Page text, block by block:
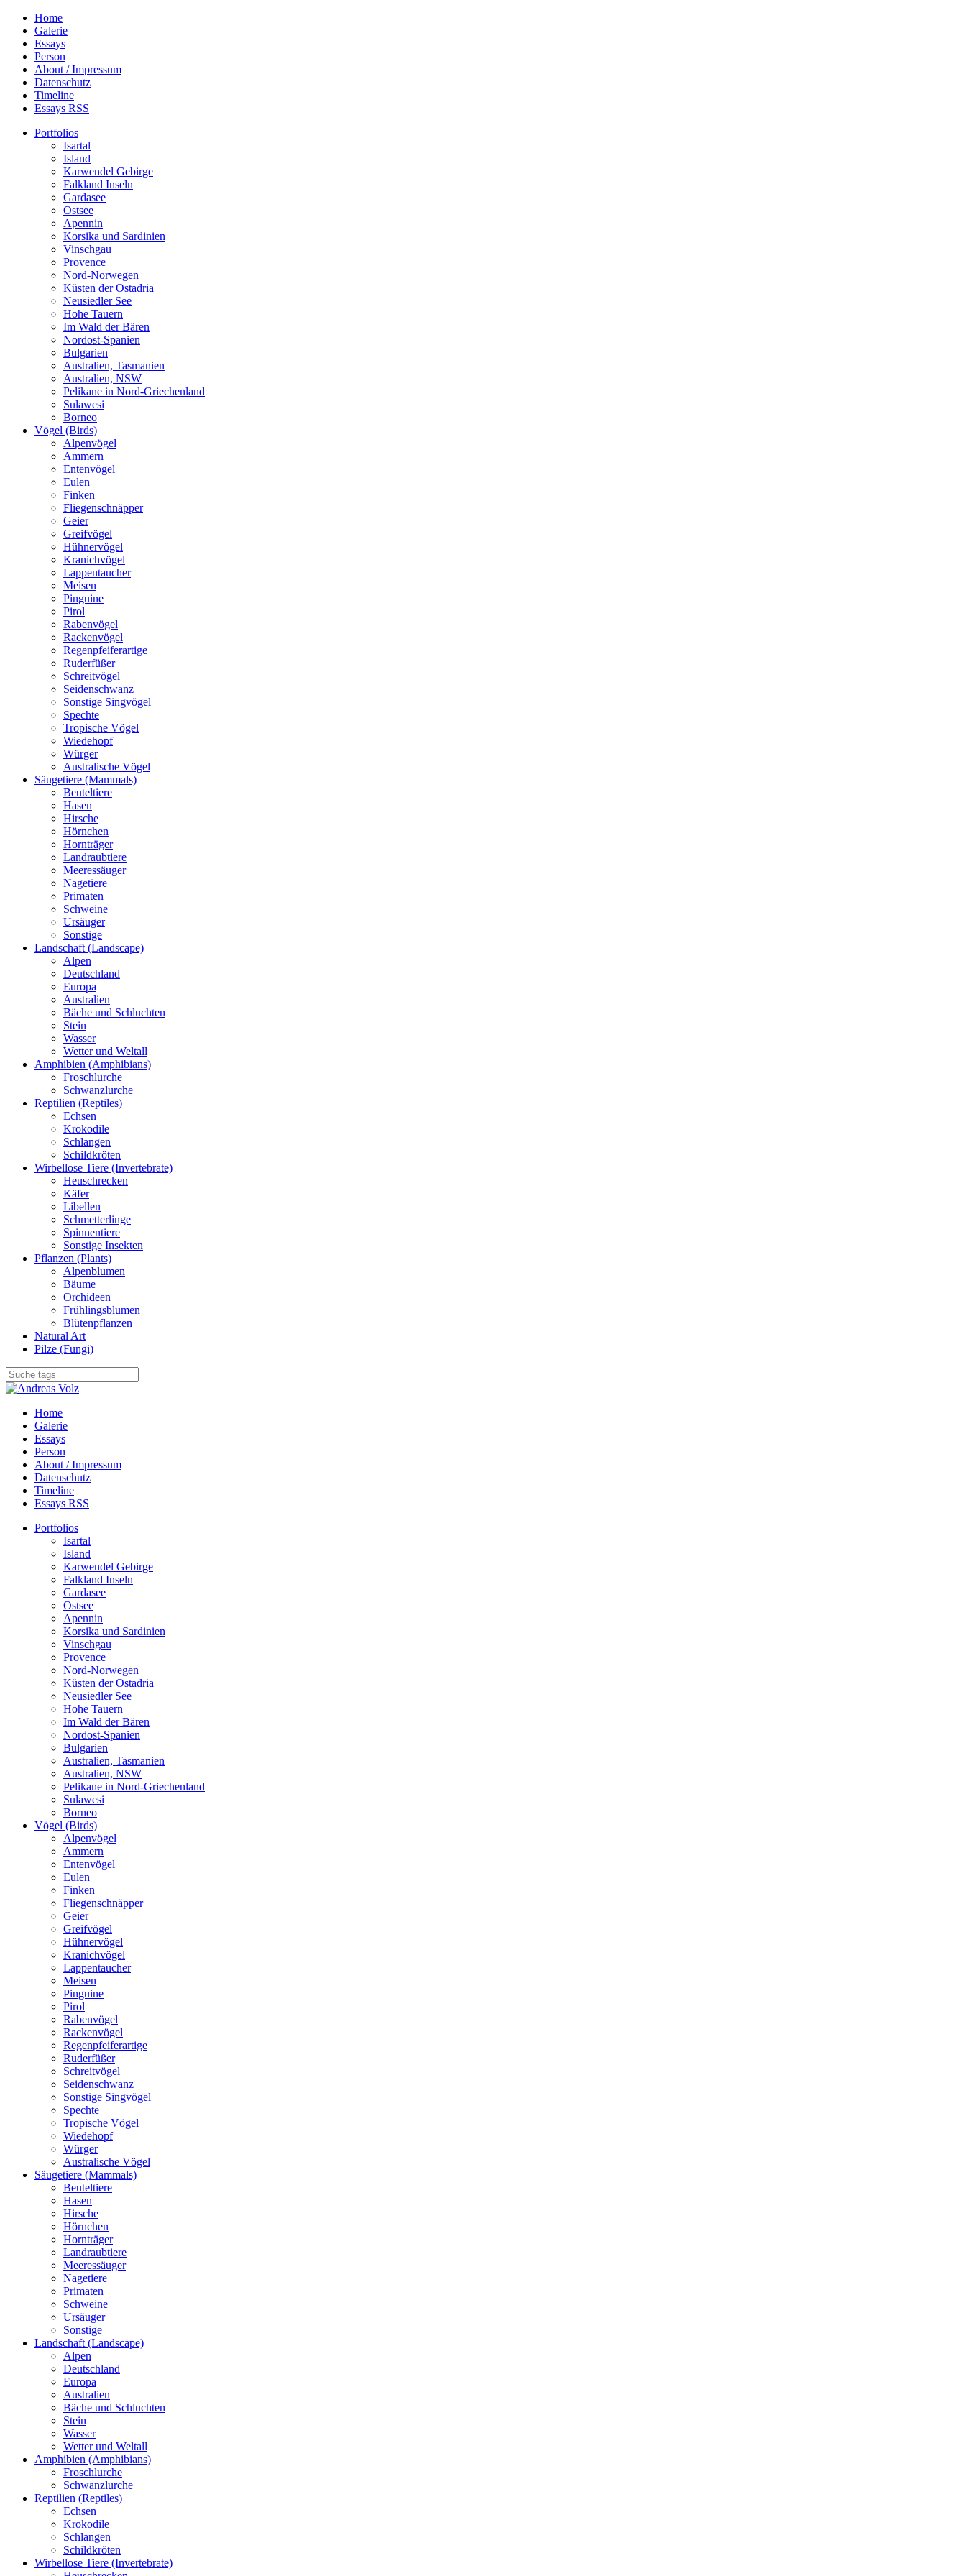
Home
Galerie
Essays
Person
About / Impressum
Datenschutz
Timeline
Essays RSS
Portfolios
Isartal
Island
Karwendel Gebirge
Falkland Inseln
Gardasee
Ostsee
Apennin
Korsika und Sardinien
Vinschgau
Provence
Nord-Norwegen
Küsten der Ostadria
Neusiedler See
Hohe Tauern
Im Wald der Bären
Nordost-Spanien
Bulgarien
Australien, Tasmanien
Australien, NSW
Pelikane in Nord-Griechenland
Sulawesi
Borneo
Vögel (Birds)
Alpenvögel
Ammern
Entenvögel
Eulen
Finken
Fliegenschnäpper
Geier
Greifvögel
Hühnervögel
Kranichvögel
Lappentaucher
Meisen
Pinguine
Pirol
Rabenvögel
Rackenvögel
Regenpfeiferartige
Ruderfüßer
Schreitvögel
Seidenschwanz
Sonstige Singvögel
Spechte
Tropische Vögel
Wiedehopf
Würger
Australische Vögel
Säugetiere (Mammals)
Beuteltiere
Hasen
Hirsche
Hörnchen
Hornträger
Landraubtiere
Meeressäuger
Nagetiere
Primaten
Schweine
Ursäuger
Sonstige
Landschaft (Landscape)
Alpen
Deutschland
Europa
Australien
Bäche und Schluchten
Stein
Wasser
Wetter und Weltall
Amphibien (Amphibians)
Froschlurche
Schwanzlurche
Reptilien (Reptiles)
Echsen
Krokodile
Schlangen
Schildkröten
Wirbellose Tiere (Invertebrate)
Heuschrecken
Käfer
Libellen
Schmetterlinge
Spinnentiere
Sonstige Insekten
Pflanzen (Plants)
Alpenblumen
Bäume
Orchideen
Frühlingsblumen
Blütenpflanzen
Natural Art
Pilze (Fungi)
Home
Galerie
Essays
Person
About / Impressum
Datenschutz
Timeline
Essays RSS
Portfolios
Isartal
Island
Karwendel Gebirge
Falkland Inseln
Gardasee
Ostsee
Apennin
Korsika und Sardinien
Vinschgau
Provence
Nord-Norwegen
Küsten der Ostadria
Neusiedler See
Hohe Tauern
Im Wald der Bären
Nordost-Spanien
Bulgarien
Australien, Tasmanien
Australien, NSW
Pelikane in Nord-Griechenland
Sulawesi
Borneo
Vögel (Birds)
Alpenvögel
Ammern
Entenvögel
Eulen
Finken
Fliegenschnäpper
Geier
Greifvögel
Hühnervögel
Kranichvögel
Lappentaucher
Meisen
Pinguine
Pirol
Rabenvögel
Rackenvögel
Regenpfeiferartige
Ruderfüßer
Schreitvögel
Seidenschwanz
Sonstige Singvögel
Spechte
Tropische Vögel
Wiedehopf
Würger
Australische Vögel
Säugetiere (Mammals)
Beuteltiere
Hasen
Hirsche
Hörnchen
Hornträger
Landraubtiere
Meeressäuger
Nagetiere
Primaten
Schweine
Ursäuger
Sonstige
Landschaft (Landscape)
Alpen
Deutschland
Europa
Australien
Bäche und Schluchten
Stein
Wasser
Wetter und Weltall
Amphibien (Amphibians)
Froschlurche
Schwanzlurche
Reptilien (Reptiles)
Echsen
Krokodile
Schlangen
Schildkröten
Wirbellose Tiere (Invertebrate)